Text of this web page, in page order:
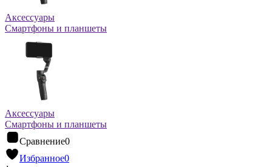
Аксессуары
Смартфоны и планшеты
Аксессуары
Смартфоны и планшеты
Сравнение0
Избранное0